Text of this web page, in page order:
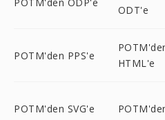
ODT'e
POTM'den PPS'e
HTML'e
POTM'den SVG'e